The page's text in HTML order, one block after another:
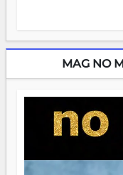
plus nombreux à
sans filet, souvent
dorment vraiment
encore meilleures.
Prix RFI
jeunes qui
s'arrêter là,
serait passer à côté
brûle fort — et
direction peut
là que les aînés
gouvernail, mais
MAG NO